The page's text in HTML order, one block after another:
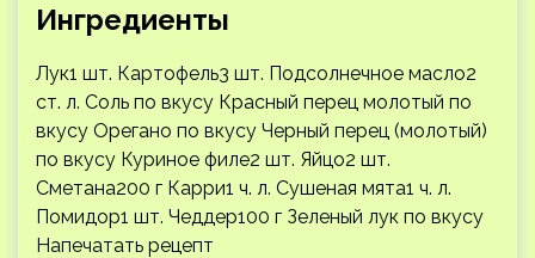
Ингредиенты
Лук1 шт. Картофель3 шт. Подсолнечное масло2
ст. л. Соль по вкусу Красный перец молотый по
вкусу Орегано по вкусу Черный перец (молотый)
по вкусу Куриное филе2 шт. Яйцо2 шт.
Сметана200 г Карри1 ч. л. Сушеная мята1 ч. л.
Помидор1 шт. Чеддер100 г Зеленый лук по вкусу
Напечатать рецепт